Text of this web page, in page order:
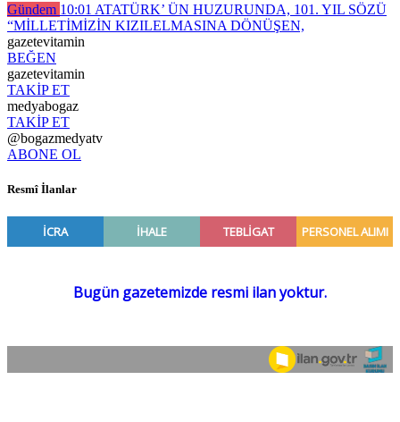
Gündem 10:01 ATATÜRK’ ÜN HUZURUNDA, 101. YIL SÖZÜ
“MİLLETİMİZİN KIZILELMASINA DÖNÜŞEN,
gazetevitamin
BEĞEN
gazetevitamin
TAKİP ET
medyabogaz
TAKİP ET
@bogazmedyatv
ABONE OL
Resmî İlanlar